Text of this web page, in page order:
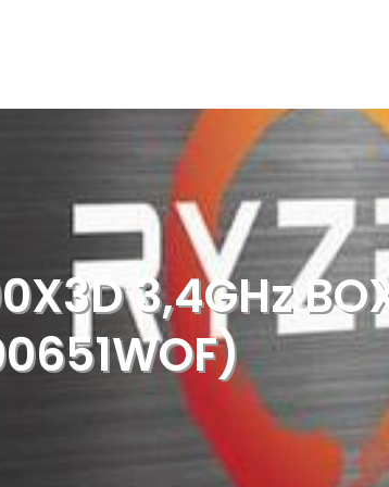
3,4GHz